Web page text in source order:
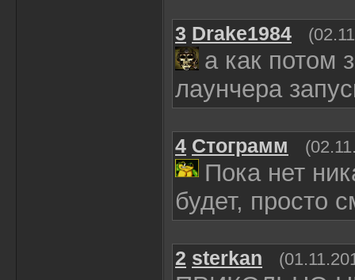
3 Drake1984
а как потом
лаунчера
4 Стограмм
Пока нет
будет, просто
2 sterkan